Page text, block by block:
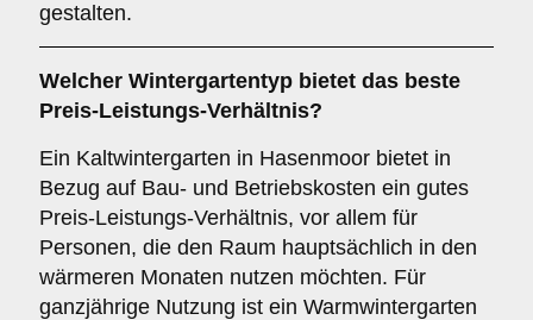
gestalten.
Welcher Wintergartentyp bietet das beste
Preis-Leistungs-Verhältnis?
Ein Kaltwintergarten in Hasenmoor bietet in
Bezug auf Bau- und Betriebskosten ein gutes
Preis-Leistungs-Verhältnis, vor allem für
Personen, die den Raum hauptsächlich in den
wärmeren Monaten nutzen möchten. Für
ganzjährige Nutzung ist ein Warmwintergarten